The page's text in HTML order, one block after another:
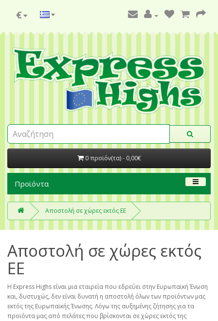
€
0 προϊόν(τα) - 0,00€
Προϊόντα
Αποστολή σε χώρες εκτός ΕΕ
Αποστολή σε χώρες εκτός
ΕΕ
Η Express Highs είναι μια εταιρεία που εδρεύει στην Ευρωπαϊκή Ένωση
και, δυστυχώς, δεν είναι δυνατή η αποστολή όλων των προϊόντων μας
εκτός της Ευρωπαϊκής Ένωσης. Λόγω της αυξημένης ζήτησης για τα
προϊόντα μας από πελάτες που βρίσκονται σε χώρες εκτός της